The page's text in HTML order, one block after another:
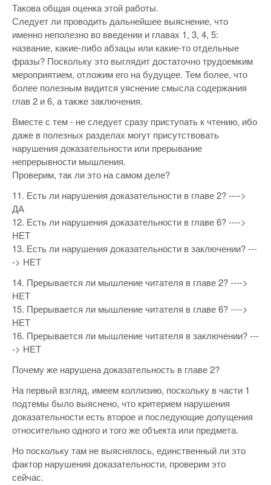
Такова общая оценка этой работы.
Следует ли проводить дальнейшее выяснение, что
именно неполезно во введении и главах 1, 3, 4, 5:
название, какие-либо абзацы или какие-то отдельные
фразы? Поскольку это выглядит достаточно трудоемким
мероприятием, отложим его на будущее. Тем более, что
более полезным видится уяснение смысла содержания
глав 2 и 6, а также заключения.
Вместе с тем - не следует сразу приступать к чтению, ибо
даже в полезных разделах могут присутствовать
нарушения доказательности или прерывание
непрерывности мышления.
Проверим, так ли это на самом деле?
11. Есть ли нарушения доказательности в главе 2? ---->
ДА
12. Есть ли нарушения доказательности в главе 6? ---->
НЕТ
13. Есть ли нарушения доказательности в заключении? ---
-> НЕТ
14. Прерывается ли мышление читателя в главе 2? ---->
НЕТ
15. Прерывается ли мышление читателя в главе 6? ---->
НЕТ
16. Прерывается ли мышление читателя в заключении? ---
-> НЕТ
Почему же нарушена доказательность в главе 2?
На первый взгляд, имеем коллизию, поскольку в части 1
подтемы было выяснено, что критерием нарушения
доказательности есть второе и последующие допущения
относительно одного и того же объекта или предмета.
Но поскольку там не выяснялось, единственный ли это
фактор нарушения доказательности, проверим это
сейчас.